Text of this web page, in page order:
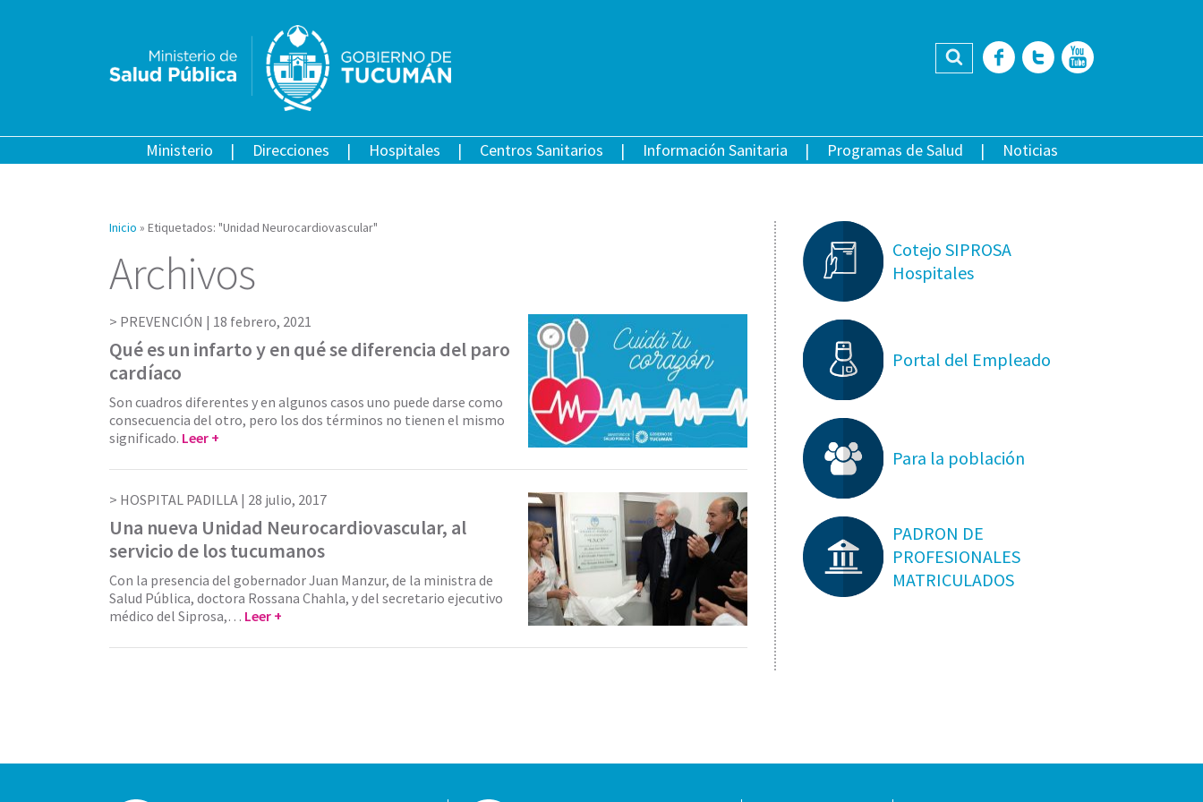
Buscar Facebook
Twitter
Ministerio Direcciones Hospitales Centros Sanitarios Información Sanitaria Programas de Salud Noticias
Inicio » Etiquetados: "Unidad Neurocardiovascular"
Archivos
PREVENCIÓN | 18 febrero, 2021
Qué es un infarto y en qué se diferencia del paro
cardíaco
Son cuadros diferentes y en algunos casos uno puede darse como
consecuencia del otro, pero los dos términos no tienen el mismo
significado. Leer +
HOSPITAL PADILLA | 28 julio, 2017
Una nueva Unidad Neurocardiovascular, al
servicio de los tucumanos
Con la presencia del gobernador Juan Manzur, de la ministra de
Salud Pública, doctora Rossana Chahla, y del secretario ejecutivo
médico del Siprosa,… Leer +
Cotejo SIPROSA
Hospitales
Portal del Empleado
Para la población
PADRON DE
PROFESIONALES
MATRICULADOS